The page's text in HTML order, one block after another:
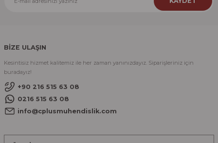
BİZE ULAŞIN
Kesintisiz hizmet kalitemiz ile her zaman yanınızdayız. Siparişleriniz için
buradayız!
+90 216 515 63 08
0216 515 63 08
info@cplusmuhendislik.com